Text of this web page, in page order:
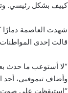
كييف بشكل رئيسي. وتم إسقاط 288 طائرة
شهدت العاصمة دمارًا
قالت إحدى المواطنات،
“لا أستوعب ما حدث
وأضاف تيموفيي، أحد
“استيقظت على صوت